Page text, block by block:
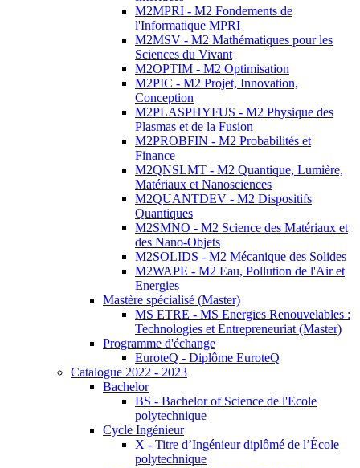
M2MPRI - M2 Fondements de
l'Informatique MPRI
M2MSV - M2 Mathématiques pour les
Sciences du Vivant
M2OPTIM - M2 Optimisation
M2PIC - M2 Projet, Innovation,
Conception
M2PLASPHYFUS - M2 Physique des
Plasmas et de la Fusion
M2PROBFIN - M2 Probabilités et
Finance
M2QNSLMT - M2 Quantique, Lumière,
Matériaux et Nanosciences
M2QUANTDEV - M2 Dispositifs
Quantiques
M2SMNO - M2 Science des Matériaux et
des Nano-Objets
M2SOLIDS - M2 Mécanique des Solides
M2WAPE - M2 Eau, Pollution de l'Air et
Energies
Mastère spécialisé (Master)
MS ETRE - MS Energies Renouvelables :
Technologies et Entrepreneuriat (Master)
Programme d'échange
EuroteQ - Diplôme EuroteQ
Catalogue 2022 - 2023
Bachelor
BS - Bachelor of Science de l'Ecole
polytechnique
Cycle Ingénieur
X - Titre d’Ingénieur diplômé de l’École
polytechnique